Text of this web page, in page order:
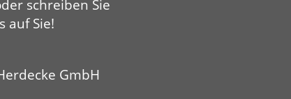
schreiben Sie
auf Sie!
GmbH